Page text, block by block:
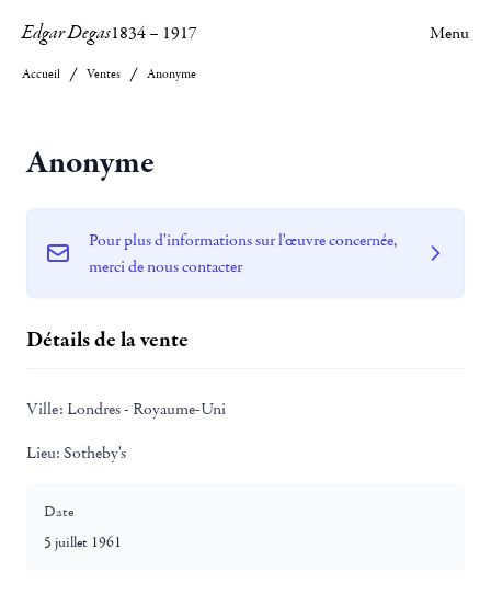
Edgar Degas1834– 1917 Menu
Accueil Ventes Anonyme
Anonyme
Pour plus d'informations sur l'œuvre concernée,
merci de nous contacter
Détails de la vente
Ville: Londres - Royaume-Uni
Lieu: Sotheby's
Date
5 juillet 1961